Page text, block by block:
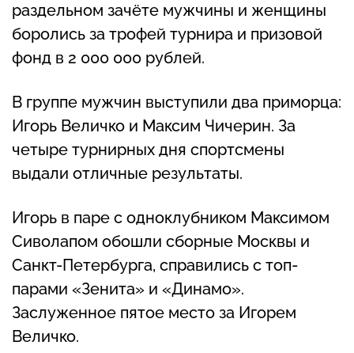
раздельном зачёте мужчины и женщины
боролись за трофей турнира и призовой
фонд в 2 000 000 рублей.
В группе мужчин выступили два приморца:
Игорь Величко и Максим Чичерин. За
четыре турнирных дня спортсмены
выдали отличные результаты.
Игорь в паре с одноклубником Максимом
Сиволапом обошли сборные Москвы и
Санкт-Петербурга, справились с топ-
парами «Зенита» и «Динамо».
Заслуженное пятое место за Игорем
Величко.